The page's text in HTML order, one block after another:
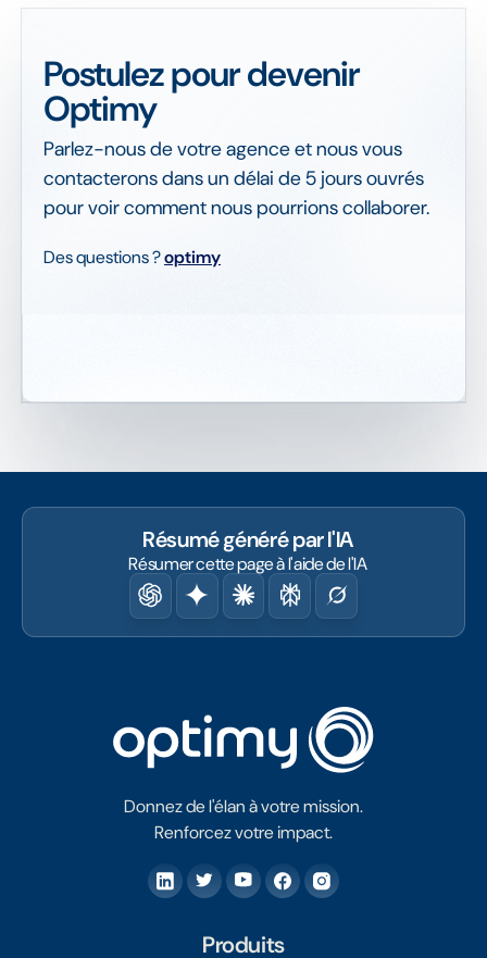
Postulez pour devenir
Optimy
Parlez-nous de votre agence et nous vous
contacterons dans un délai de 5 jours ouvrés
pour voir comment nous pourrions collaborer.
Des questions ?optimy
Résumé généré par l'IA
Résumer cette page à l'aide de l'IA
Donnez de l'élan à votre mission.
Renforcez votre impact.
Produits